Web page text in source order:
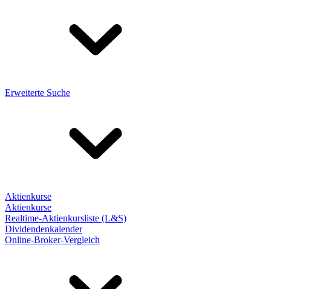
Erweiterte Suche
Aktienkurse
Aktienkurse
Realtime-Aktienkursliste (L&S)
Dividendenkalender
Online-Broker-Vergleich